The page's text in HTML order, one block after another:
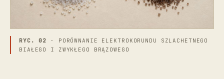
RYC. 02 · PORÓWNANIE ELEKTROKORUNDU SZLACHETNEGO
BIAŁEGO I ZWYKŁEGO BRĄZOWEGO